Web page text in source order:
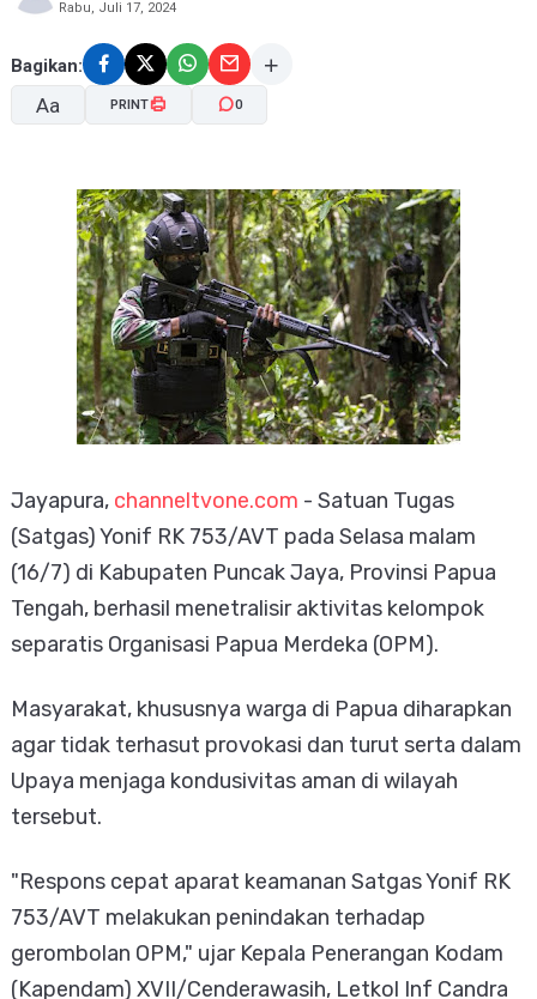
Rabu, Juli 17, 2024
Bagikan:
Aa
A- A+
PRINT 0
Jayapura, channeltvone.com - Satuan Tugas
(Satgas) Yonif RK 753/AVT pada Selasa malam
(16/7) di Kabupaten Puncak Jaya, Provinsi Papua
Tengah, berhasil menetralisir aktivitas kelompok
separatis Organisasi Papua Merdeka (OPM).
Masyarakat, khususnya warga di Papua diharapkan
agar tidak terhasut provokasi dan turut serta dalam
Upaya menjaga kondusivitas aman di wilayah
tersebut.
"Respons cepat aparat keamanan Satgas Yonif RK
753/AVT melakukan penindakan terhadap
gerombolan OPM," ujar Kepala Penerangan Kodam
(Kapendam) XVII/Cenderawasih, Letkol Inf Candra